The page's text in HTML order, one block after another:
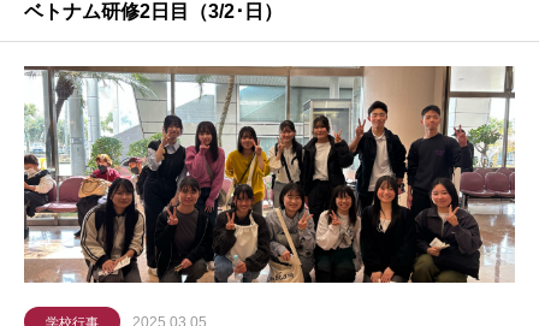
ベトナム研修2日目（3/2･日）
学校行事 2025.03.05